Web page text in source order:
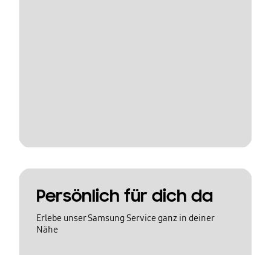
Persönlich für dich da
Erlebe unser Samsung Service ganz in deiner
Nähe